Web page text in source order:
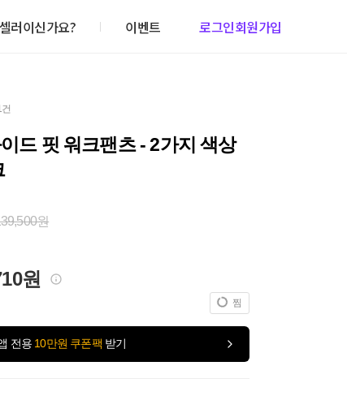
셀러이신가요? 이벤트 로그인회원가입
드 핏 워크팬츠 - 2가지 색상
원
원
찜
전용 10만원 쿠폰팩 받기